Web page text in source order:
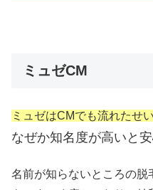
ミュゼCM
ミュゼはCMでも流れたせ
なぜか知名度が高いと
名前が知らないところの脱